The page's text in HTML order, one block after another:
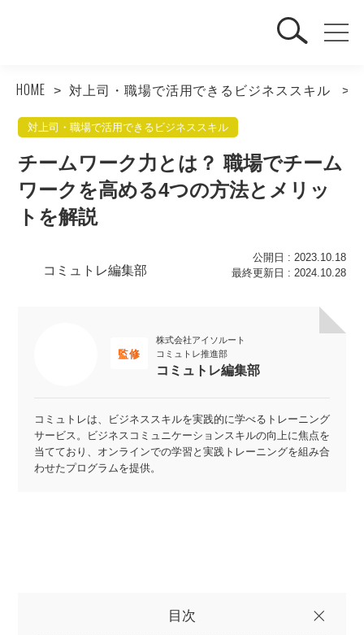
HOME 対上司・職場で活用できるビジネススキル
対上司・職場で活用できるビジネススキル
チームワーク力とは？ 職場でチーム
ワークを高める4つの方法とメリッ
トを解説
コミュトレ編集部
公開日 : 2023.10.18
最終更新日 : 2024.10.28
監修
株式会社アイソルート
コミュトレ推進部
コミュトレ編集部
コミュトレは、ビジネススキルを実践的に学べるトレーニング
サービス。ビジネスコミュニケーションスキルの向上に焦点を
当てており、オンラインでの学習と実践トレーニングを組み合
わせたプログラムを提供。
目次